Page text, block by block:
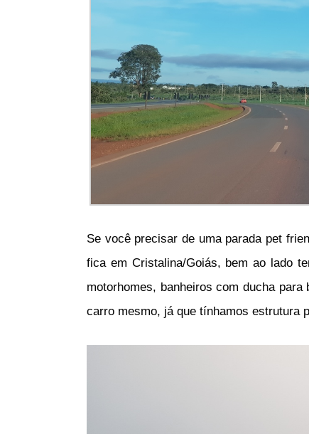
Se você precisar de uma parada pet
fica em Cristalina/Goiás, bem ao lado
motorhomes, banheiros com ducha
carro mesmo, já que tínhamos estrutura